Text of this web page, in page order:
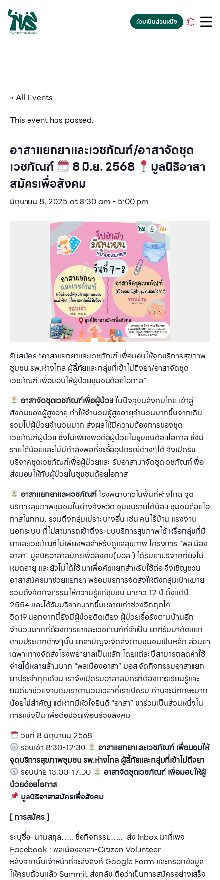
gv-5iuoxpem74qfjw.dv.googlehosted.com
ร่วมเป็นส่วนหนึ่ง
« All Events
This event has passed.
อาสาแยกยาและเวชภัณฑ์/อาสาจัดชุด
เวชภัณฑ์
8 มิ.ย. 2568
มูลนิธิอาสา
สมัครเพื่อสังคม
มิถุนายน 8, 2025 at 8:30 am - 5:00 pm
รับสมัคร “อาสาแยกยาและเวชภัณฑ์ เพื่อมอบให้จุดบริการสุขภาพ
ชุมชน รพ.ห่างไกล ผู้ลี้ภัยและกลุ่มที่เข้าไม่ถึงยา/อาสาจัดชุด
เวชภัณฑ์ เพื่อมอบให้ผู้ป่วยชุมชนด้อยโอกาส”
อาสาจัดชุดเวชภัณฑ์เพื่อผู้ป่วยในปัจจุบันสังคมไทย เข้าสู่
สังคมของผู้สูงอายุ ทำให้จำนวนผู้สูงอายุจำนวนมากขึ้นจากเดิม
รวมไปผู้ป่วยจำนวนมาก ส่งผลให้มีความต้องการของชุด
เวชภัณฑ์ผู้ป่วย ซึ่งไม่เพียงพอต่อผู้ป่วยในชุมชนด้อยโอกาส ซึ่งมี
รายได้น้อยและไม่มีกำลังพอที่จะซื้ออุปกรณ์ต่างๆได้ จึงเปิดรับ
บริจาคชุดเวชภัณฑ์เพื่อผู้ป่วยและ รับอาสามาจัดชุดเวชภัณฑ์เพื่อ
ส่งมอบให้กับผู้ป่วยในชุมชนด้อยโอกาส
อาสาแยกยาและเวชภัณฑ์โรงพยาบาลในพื้นที่ห่างไกล จุด
บริการสุขภาพชุมชนในต่างจังหวัด ชุมชนรายได้น้อย ชุมชนด้อยโอ
กาสในกทม. รวมถึงกลุ่มเปราะบางอื่น เช่น คนไร้บ้าน แรงงาน
นอกระบบ ที่ไม่สามารถเข้าถึงระบบบริการสุขภาพได้ หรือกลุ่มที่มี
ยาและเวชภัณฑ์ไม่เพียงพอสำหรับดูแลสุขภาพ โครงการ “พลเมือง
อาสา” มูลนิธิอาสาสมัครเพื่อสังคม(มอส.) ได้รับยาบริจาคที่ยังไม่
หมดอายุ และยังไม่ได้ใช้ มาเพื่อคัดแยกสำหรับใช้ต่อ จึงเชิญชวน
อาสาสมัครมาช่วยแยกยา พร้อมบริการจัดส่งให้ถึงกลุ่มเป้าหมาย
รวมถึงจัดกิจกรรมให้ความรู้แก่ชุมชน มาราว 12 ปี ตั้งแต่ปี
2554 และได้รับบริจาคมากขึ้นหลายเท่าช่วงวิกฤตโค
วิด19 นอกจากนี้ยังมีผู้ป่วยติดเตียง ผู้ป่วยเรื้อรังตามบ้านอีก
จำนวนมากที่ต้องการยาและเวชภัณฑ์ที่จำเป็น ยาที่รับมาคัดแยก
ตามประเภทต่างๆนั้น ยาสามัญจะจัดส่งตามชุมชนเป็นหลัก ส่วนยา
เฉพาะทางจัดส่งโรงพยายาลเป็นหลัก โดยแต่ละปีสามารถลดค่าใช้
จ่ายได้หลายล้านบาท “พลเมืองอาสา” มอส.จัดกิจกรรมอาสาแยก
ยาประจำทุกเดือน เราจึงเปิดรับอาสาสมัครที่ต้องการเรียนรู้และ
ยินดีมาช่วยงานกับเราตามวันเวลาที่เราเปิดรับ ท่านจะมีทักษะมาก
น้อยไม่สำคัญ แต่หากมีหัวใจยินดี “อาสา” มาร่วมเป็นส่วนหนึ่งใน
การแบ่งปัน เพื่อต่อชีวิตเพื่อนร่วมสังคม
วันที่ 8 มิถุนายน 2568
รอบเช้า 8:30-12:30
อาสาแยกยาและเวชภัณฑ์ เพื่อมอบให้
จุดบริการสุขภาพชุมชน รพ.ห่างไกล ผู้ลี้ภัยและกลุ่มที่เข้าไม่ถึงยา
รอบบ่าย 13:00-17:00
อาสาจัดชุดเวชภัณฑ์ เพื่อมอบให้ผู้
ป่วยด้อยโอกาส
มูลนิธิอาสาสมัครเพื่อสังคม
[ การสมัคร ]
ระบุชื่อ–นามสกุล….. ชื่อกิจกรรม….. ส่ง Inbox มาที่เพจ
Facebook : พลเมืองอาสา-Citizen Volunteer
หลังจากนั้นเจ้าหน้าที่จะส่งลิงค์ Google Form และกรอกข้อมูล
ให้ครบถ้วนแล้ว Summit ส่งกลับ ถือว่าเป็นการสมัครอย่างเสร็จ